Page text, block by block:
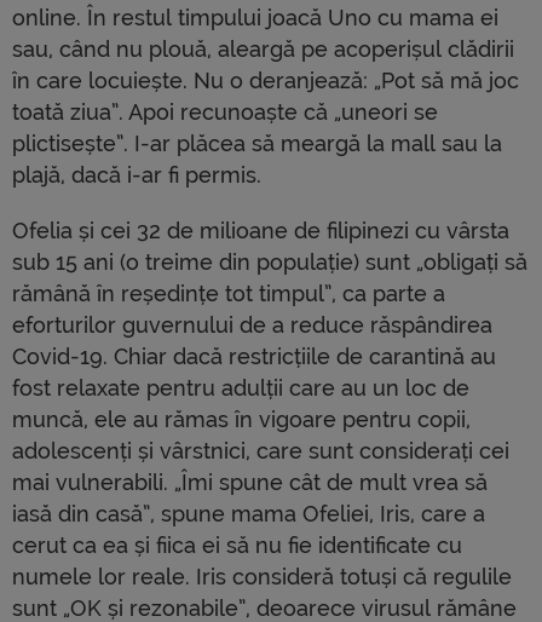
online. În restul timpului joacă Uno cu mama ei
sau, când nu plouă, aleargă pe acoperișul clădirii
în care locuiește. Nu o deranjează: „Pot să mă joc
toată ziua”. Apoi recunoaște că „uneori se
plictisește”. I-ar plăcea să meargă la mall sau la
plajă, dacă i-ar fi permis.
Ofelia și cei 32 de milioane de filipinezi cu vârsta
sub 15 ani (o treime din populație) sunt „obligați să
rămână în reședințe tot timpul”, ca parte a
eforturilor guvernului de a reduce răspândirea
Covid-19. Chiar dacă restricțiile de carantină au
fost relaxate pentru adulții care au un loc de
muncă, ele au rămas în vigoare pentru copii,
adolescenți și vârstnici, care sunt considerați cei
mai vulnerabili. „Îmi spune cât de mult vrea să
iasă din casă”, spune mama Ofeliei, Iris, care a
cerut ca ea și fiica ei să nu fie identificate cu
numele lor reale. Iris consideră totuși că regulile
sunt „OK și rezonabile”, deoarece virusul rămâne